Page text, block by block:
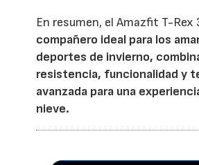
En resumen, el Amazfit T-Rex
compañero ideal para los
deportes de invierno,
resistencia, funcionalidad y
avanzada para una
nieve.